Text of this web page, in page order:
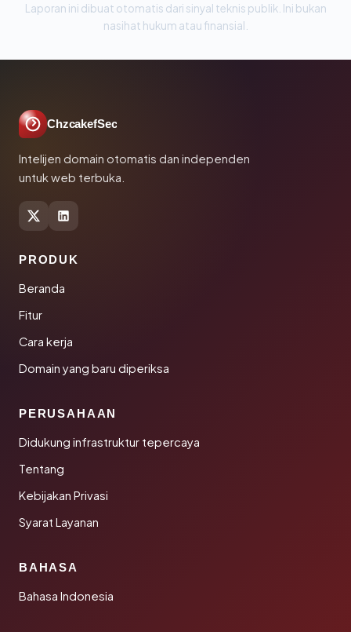
Laporan ini dibuat otomatis dari sinyal teknis publik. Ini bukan
nasihat hukum atau finansial.
ChzcakefSec
Intelijen domain otomatis dan independen
untuk web terbuka.
PRODUK
Beranda
Fitur
Cara kerja
Domain yang baru diperiksa
PERUSAHAAN
Didukung infrastruktur tepercaya
Tentang
Kebijakan Privasi
Syarat Layanan
BAHASA
Bahasa Indonesia